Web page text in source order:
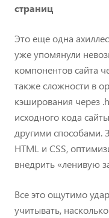
страниц
Это еще одна
уже упомянули
компонентов сайта
также сложности в
кэширования через
исходного кода
другими способами.
HTML и CSS,
внедрить «ленивую
Все это ощутимо
учитывать,